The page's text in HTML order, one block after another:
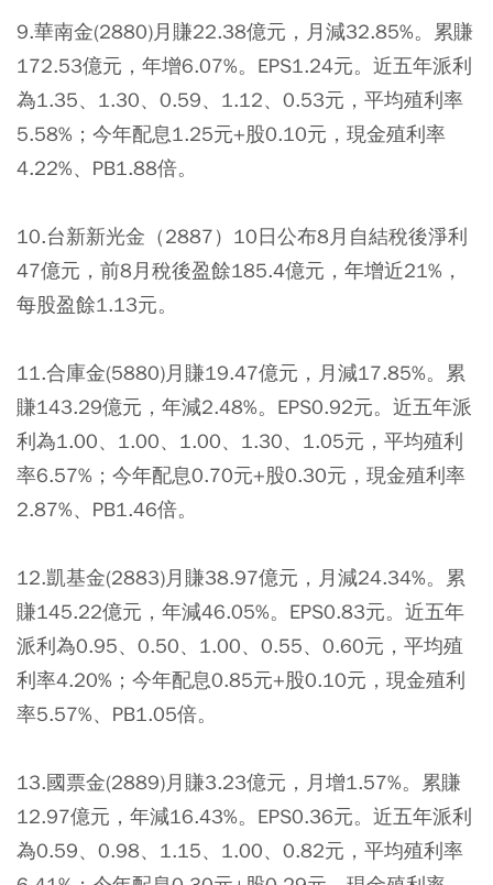
9.華南金(2880)月賺22.38億元，月減32.85%。累賺
172.53億元，年增6.07%。EPS1.24元。近五年派利
為1.35、1.30、0.59、1.12、0.53元，平均殖利率
5.58%；今年配息1.25元+股0.10元，現金殖利率
4.22%、PB1.88倍。
10.台新新光金（2887）10日公布8月自結稅後淨利
47億元，前8月稅後盈餘185.4億元，年增近21%，
每股盈餘1.13元。
11.合庫金(5880)月賺19.47億元，月減17.85%。累
賺143.29億元，年減2.48%。EPS0.92元。近五年派
利為1.00、1.00、1.00、1.30、1.05元，平均殖利
率6.57%；今年配息0.70元+股0.30元，現金殖利率
2.87%、PB1.46倍。
12.凱基金(2883)月賺38.97億元，月減24.34%。累
賺145.22億元，年減46.05%。EPS0.83元。近五年
派利為0.95、0.50、1.00、0.55、0.60元，平均殖
利率4.20%；今年配息0.85元+股0.10元，現金殖利
率5.57%、PB1.05倍。
13.國票金(2889)月賺3.23億元，月增1.57%。累賺
12.97億元，年減16.43%。EPS0.36元。近五年派利
為0.59、0.98、1.15、1.00、0.82元，平均殖利率